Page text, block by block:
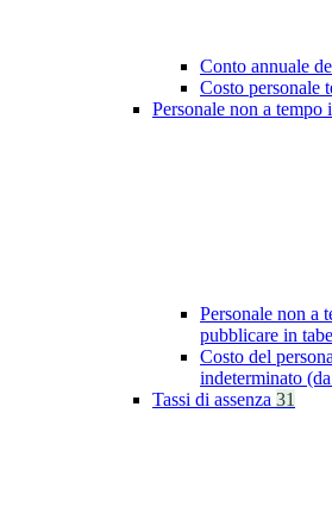
Conto annuale
Costo personale
Personale non a tempo
Personale non a
pubblicare in
Costo del
indeterminato
Tassi di assenza 31